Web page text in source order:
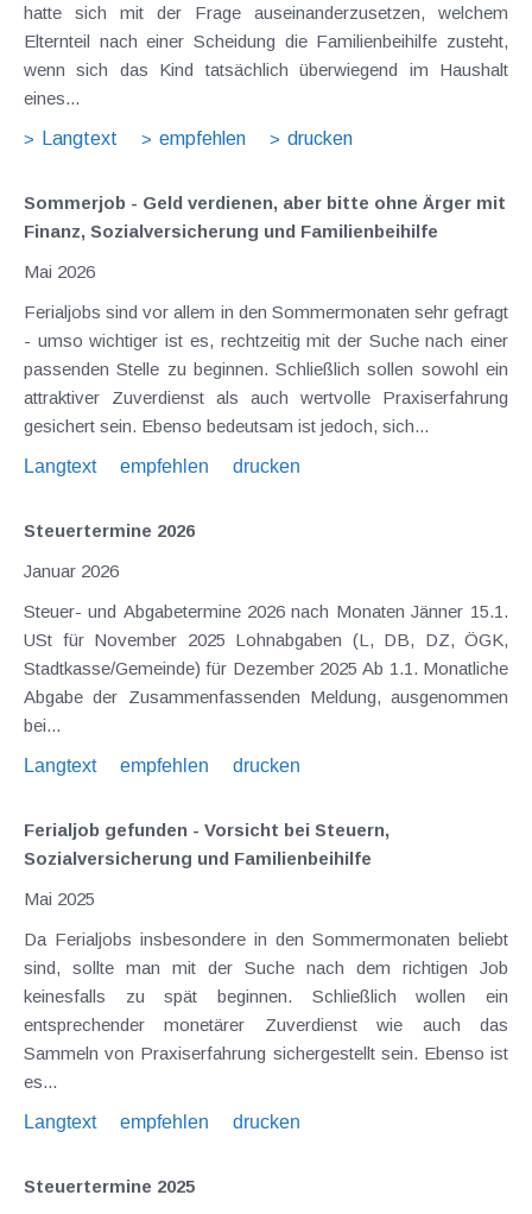
hatte sich mit der Frage auseinanderzusetzen, welchem
Elternteil nach einer Scheidung die Familienbeihilfe zusteht,
wenn sich das Kind tatsächlich überwiegend im Haushalt
eines...
Langtext
empfehlen drucken
Sommerjob - Geld verdienen, aber bitte ohne Ärger mit
Finanz, Sozialversicherung und Familienbeihilfe
Mai 2026
Ferialjobs sind vor allem in den Sommermonaten sehr gefragt
- umso wichtiger ist es, rechtzeitig mit der Suche nach einer
passenden Stelle zu beginnen. Schließlich sollen sowohl ein
attraktiver Zuverdienst als auch wertvolle Praxiserfahrung
gesichert sein. Ebenso bedeutsam ist jedoch, sich...
Langtext
empfehlen drucken
Steuertermine 2026
Januar 2026
Steuer- und Abgabetermine 2026 nach Monaten Jänner 15.1.
USt für November 2025 Lohnabgaben (L, DB, DZ, ÖGK,
Stadtkasse/Gemeinde) für Dezember 2025 Ab 1.1. Monatliche
Abgabe der Zusammenfassenden Meldung, ausgenommen
bei...
Langtext
empfehlen drucken
Ferialjob gefunden - Vorsicht bei Steuern,
Sozialversicherung und Familienbeihilfe
Mai 2025
Da Ferialjobs insbesondere in den Sommermonaten beliebt
sind, sollte man mit der Suche nach dem richtigen Job
keinesfalls zu spät beginnen. Schließlich wollen ein
entsprechender monetärer Zuverdienst wie auch das
Sammeln von Praxiserfahrung sichergestellt sein. Ebenso ist
es...
Langtext
empfehlen drucken
Steuertermine 2025